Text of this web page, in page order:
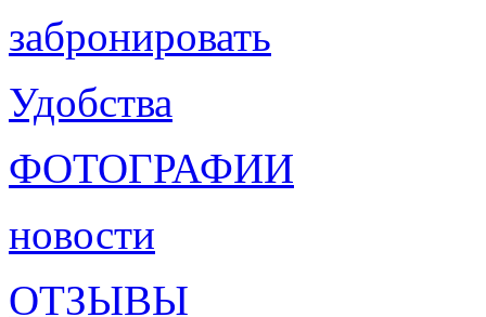
забронировать
Удобства
ФОТОГРАФИИ
новости
ОТЗЫВЫ